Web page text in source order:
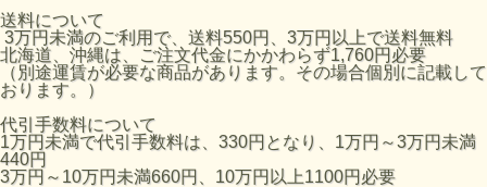
送料について
3万円未満のご利用で、送料550円、3万円以上で送料無料
北海道、沖縄は、ご注文代金にかかわらず1,760円必要
（別途運賃が必要な商品があります。その場合個別に記載して
おります。）
代引手数料について
1万円未満で代引手数料は、330円となり、1万円～3万円未満
440円
3万円～10万円未満660円、10万円以上1100円必要